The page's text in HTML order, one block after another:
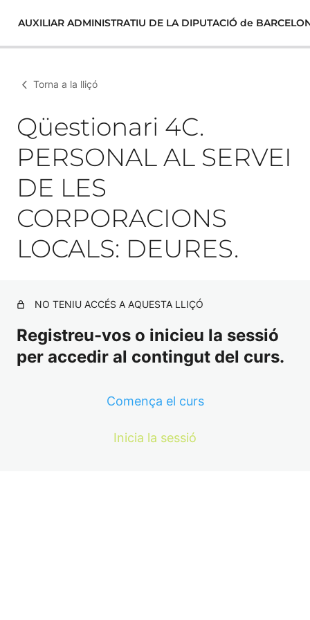
AUXILIAR ADMINISTRATIU DE LA DIPUTACIÓ de
Torna a la lliçó
Qüestionari 4C.
PERSONAL AL SERVEI
DE LES
CORPORACIONS
LOCALS: DEURES.
NO TENIU ACCÉS A AQUESTA LLIÇÓ
Registreu-vos o inicieu la sessió
per accedir al contingut del curs.
Comença el curs
Inicia la sessió